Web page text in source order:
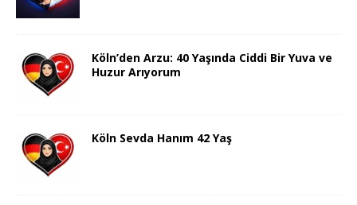
Köln’den Arzu: 40 Yaşında Ciddi Bir Yuva ve
Huzur Arıyorum
Köln Sevda Hanım 42 Yaş